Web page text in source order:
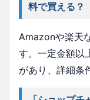
料で買える？
Amazonや楽天
す。一定金額以
があり、詳細条